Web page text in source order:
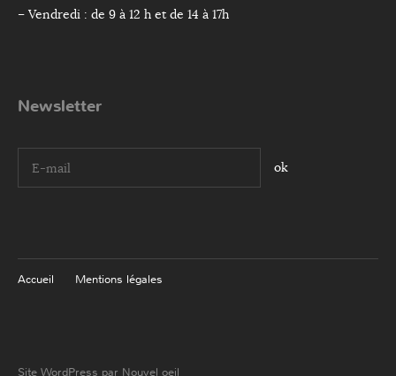
– Vendredi : de 9 à 12 h et de 14 à 17h
Newsletter
I agree terms and conditions.*
Accueil Mentions légales
Site WordPress par Nouvel oeil